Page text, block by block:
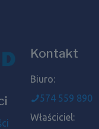
Kontakt
Biuro:
574 559 890
Właściciel: